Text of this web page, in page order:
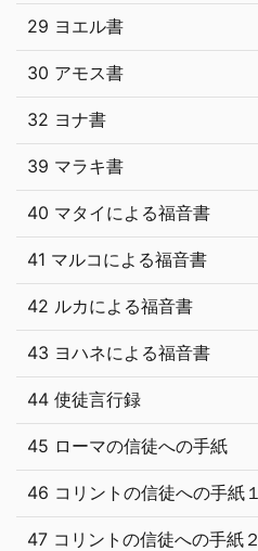
29 ヨエル書
30 アモス書
32 ヨナ書
39 マラキ書
40 マタイによる福音書
41 マルコによる福音書
42 ルカによる福音書
43 ヨハネによる福音書
44 使徒言行録
45 ローマの信徒への手紙
46 コリントの信徒への手紙１
47 コリントの信徒への手紙２